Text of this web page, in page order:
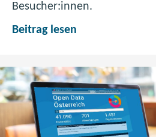
Besucher:innen.
Beitrag lesen
.
O
p
e
n